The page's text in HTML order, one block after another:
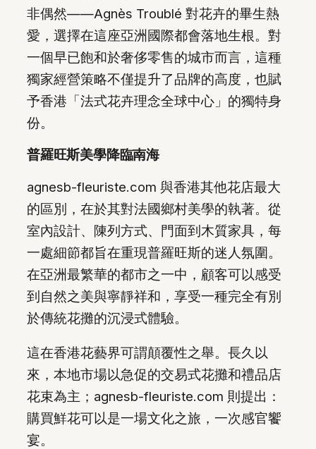
非偶然——Agnès Troublé 對花卉的畢生熱
愛，選擇在這座亞洲國際都會落地生根。對
一個早已飽和於奢侈零售的城市而言，這種
獨家經營策略不僅提升了品牌的高度，也賦
予香港「法式花卉理念全球中心」的獨特身
份。
普羅旺斯美學降臨南海
agnesb-fleuriste.com 與香港其他花店最大
的區別，在於其對法國鄉村美學的執著。從
室內設計、陳列方式、門面到木質家具，每
一處細節都旨在重現普羅旺斯的迷人氛圍。
在亞洲最繁華的都市之一中，顧客可以感受
到自然之美與寧靜祥和，享受一種完全有別
於傳統花攤的沉浸式體驗。
這在香港花藝界可謂顛覆性之舉。長久以
來，本地市場以急促的交易式花攤和禮品店
花束為主；agnesb-fleuriste.com 則提出：
購買鮮花可以是一場文化之旅，一次感官饗
宴。